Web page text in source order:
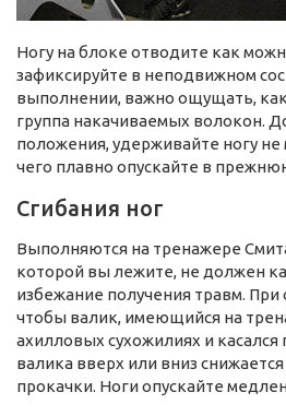
Ногу на блоке отводите как
зафиксируйте в неподвижном
выполнении, важно ощущать,
группа накачиваемых волокон.
положения, удерживайте ногу
чего плавно опускайте в
Сгибания ног
Выполняются на тренажере
которой вы лежите, не должен
избежание получения травм.
чтобы валик, имеющийся на
ахилловых сухожилиях и
валика вверх или вниз
прокачки. Ноги опускайте